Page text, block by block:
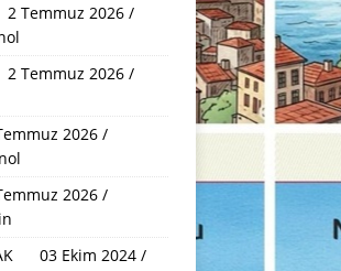
Temmuz 2026 /
Temmuz 2026 /
2026 /
2026 /
03 Ekim 2024 /